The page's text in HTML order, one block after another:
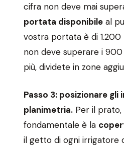
cifra non deve mai
portata disponibile al
vostra portata è di 1.200
non deve superare i
più, dividete in zone
Passo 3: posizionare gli
planimetria. Per il
fondamentale è la
il getto di ogni irrigatore